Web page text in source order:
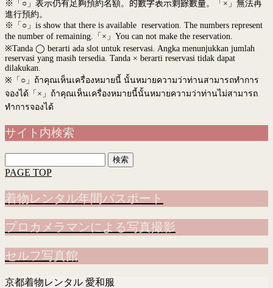
※「○」表示仍有足夠預約名額。 的數字表示剩餘數量。「×」無法再
進行預約。
※「○」is show that there is available reservation. The numbers represent
the number of remaining.「×」You can not make the reservation.
※Tanda ◯ berarti ada slot untuk reservasi. Angka menunjukkan jumlah
reservasi yang masih tersedia. Tanda × berarti reservasi tidak dapat
dilakukan.
※ 「○」ถ้าคุณเห็นเครื่องหมายนี้ นั้นหมายความว่าท่านสามารถทำการ
จองได้「×」ถ้าคุณเห็นเครื่องหมายนี้นั้นหมายความว่าท่านไม่สามารถ
ทำการจองได้
サイト内検索
索:
PAGE TOP
着物レンタル年間パスポート
プロカメラマンによる写真撮影
セルフ写真館
京都着物レンタル 愛和服